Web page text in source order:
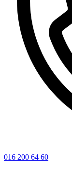
016 200 64 60